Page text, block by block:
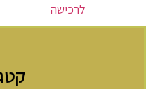
לרכישה